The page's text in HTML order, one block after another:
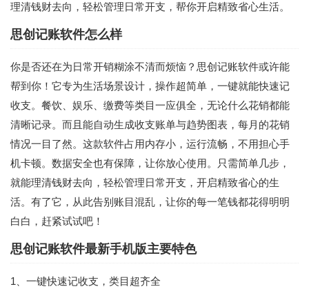
理清钱财去向，轻松管理日常开支，帮你开启精致省心生活。
思创记账软件怎么样
你是否还在为日常开销糊涂不清而烦恼？思创记账软件或许能
帮到你！它专为生活场景设计，操作超简单，一键就能快速记
收支。餐饮、娱乐、缴费等类目一应俱全，无论什么花销都能
清晰记录。而且能自动生成收支账单与趋势图表，每月的花销
情况一目了然。这款软件占用内存小，运行流畅，不用担心手
机卡顿。数据安全也有保障，让你放心使用。只需简单几步，
就能理清钱财去向，轻松管理日常开支，开启精致省心的生
活。有了它，从此告别账目混乱，让你的每一笔钱都花得明明
白白，赶紧试试吧！
思创记账软件最新手机版主要特色
1、一键快速记收支，类目超齐全